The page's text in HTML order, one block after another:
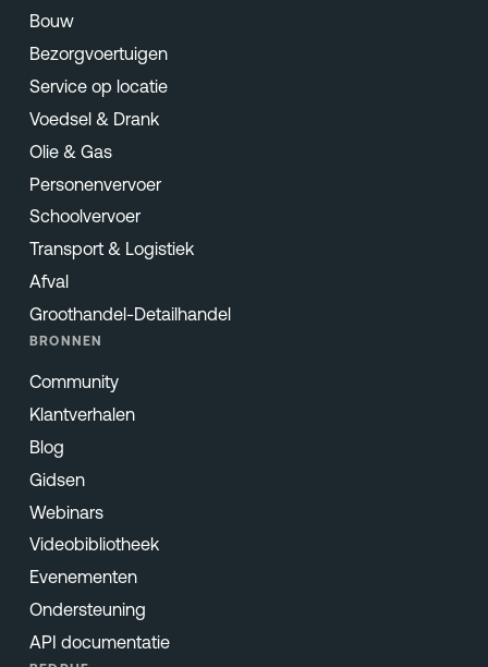
Bouw
Bezorgvoertuigen
Service op locatie
Voedsel & Drank
Olie & Gas
Personenvervoer
Schoolvervoer
Transport & Logistiek
Afval
Groothandel-Detailhandel
BRONNEN
Community
Klantverhalen
Blog
Gidsen
Webinars
Videobibliotheek
Evenementen
Ondersteuning
API documentatie